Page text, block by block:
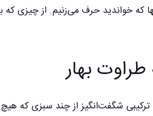
که خواندید حرف می‌زنیم. از چیزی
بهار
شگفت‌انگیز از چند سبزی که